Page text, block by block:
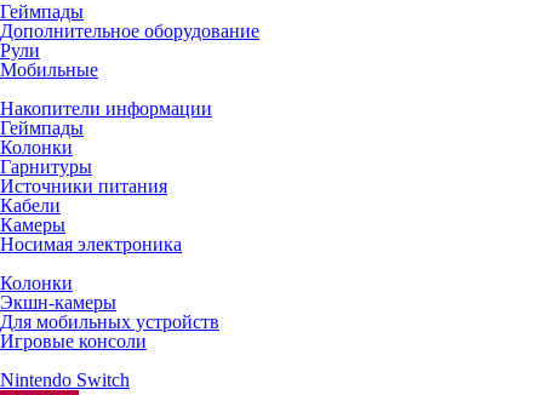
Геймпады
Дополнительное оборудование
Рули
Мобильные
Накопители информации
Геймпады
Колонки
Гарнитуры
Источники питания
Кабели
Камеры
Носимая электроника
Колонки
Экшн-камеры
Для мобильных устройств
Игровые консоли
Nintendo Switch